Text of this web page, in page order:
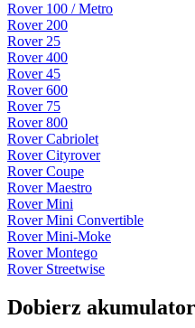
Rover 100 / Metro
Rover 200
Rover 25
Rover 400
Rover 45
Rover 600
Rover 75
Rover 800
Rover Cabriolet
Rover Cityrover
Rover Coupe
Rover Maestro
Rover Mini
Rover Mini Convertible
Rover Mini-Moke
Rover Montego
Rover Streetwise
Dobierz akumulator